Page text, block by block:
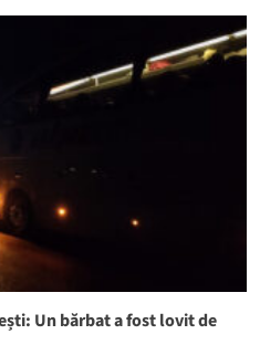
Un bărbat a fost lovit de